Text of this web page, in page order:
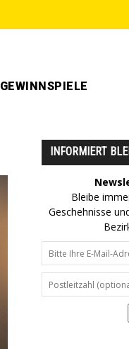
GEWINNSPIELE
INFORMIERT
Bleibe
Geschehnisse